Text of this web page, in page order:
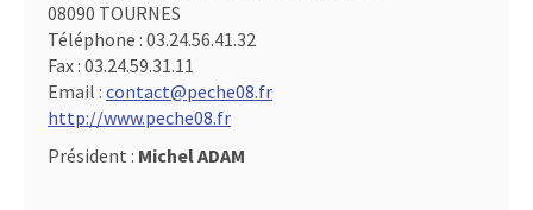
08090 TOURNES
Téléphone : 03.24.56.41.32
Fax : 03.24.59.31.11
Email : contact@peche08.fr
http://www.peche08.fr
Président : Michel ADAM